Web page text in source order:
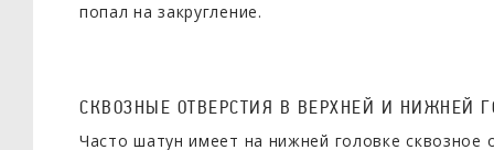
попал на закругление.
СКВОЗНЫЕ ОТВЕРСТИЯ В ВЕРХНЕЙ И НИЖНЕЙ
Часто шатун имеет на нижней головке сквозное